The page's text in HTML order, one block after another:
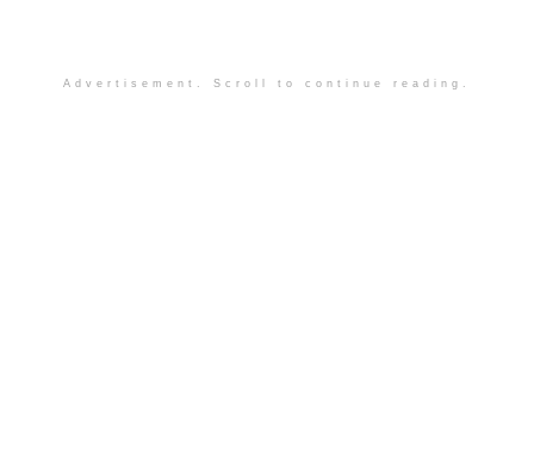
Advertisement. Scroll to continue reading.